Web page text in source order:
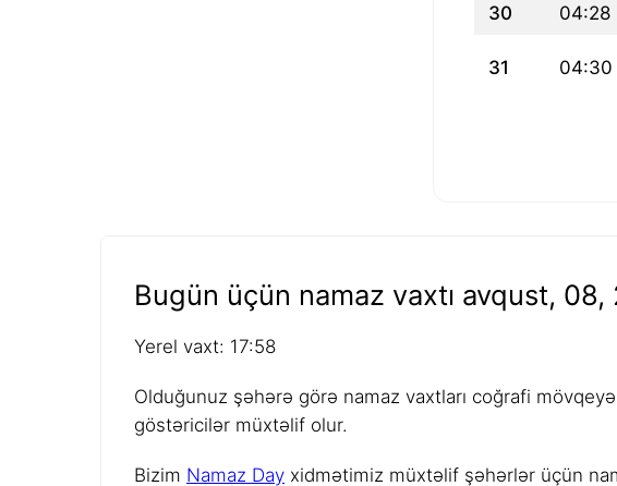
30 04:28
31 04:30
Bugün üçün namaz vaxtı avqust, 08,
Yerel vaxt: 17:58
Olduğunuz şəhərə görə namaz vaxtları coğrafi
göstəricilər müxtəlif olur.
Bizim Namaz Day xidmətimiz müxtəlif şəhərlər üçün